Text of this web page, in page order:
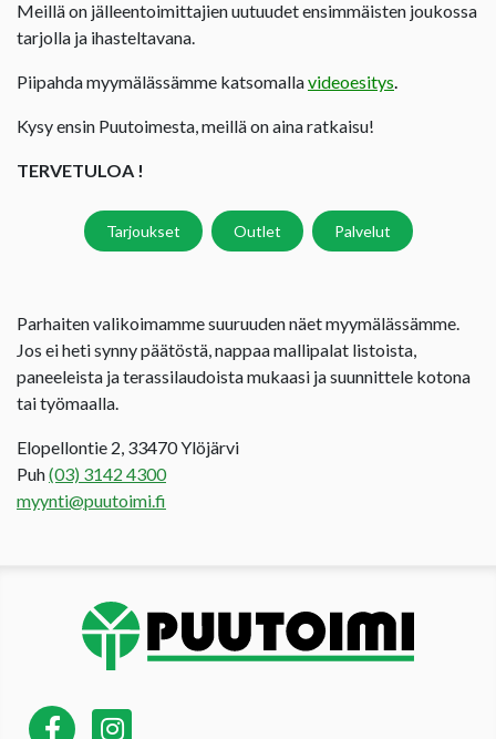
Meillä on jälleentoimittajien uutuudet ensimmäisten joukossa
tarjolla ja ihasteltavana.
Piipahda myymälässämme katsomallavideoesitys
Kysy ensin Puutoimesta, meillä on aina ratkaisu!
TERVETULOA !
Tarjoukset Outlet Palvelut
Parhaiten valikoimamme suuruuden näet myymälässämme.
Jos ei heti synny päätöstä, nappaa mallipalat listoista,
paneeleista ja terassilaudoista mukaasi ja suunnittele kotona
tai työmaalla.
Elopellontie 2, 33470 Ylöjärvi
Puh(03) 3142 4300
myynti@puutoimi.fi